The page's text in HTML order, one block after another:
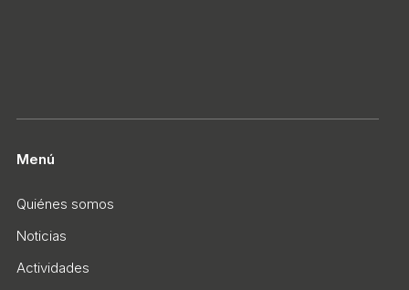
Menú
Quiénes somos
Noticias
Actividades